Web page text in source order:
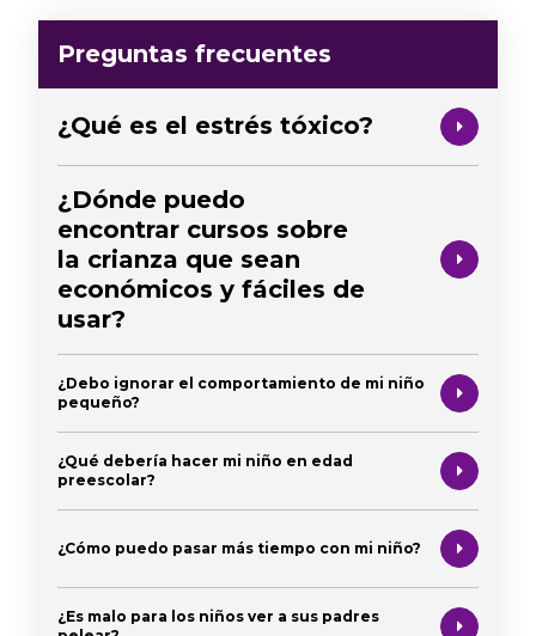
Preguntas frecuentes
¿Qué es el estrés tóxico?
¿Dónde puedo
encontrar cursos sobre
la crianza que sean
económicos y fáciles de
usar?
¿Debo ignorar el comportamiento de mi niño
pequeño?
¿Qué debería hacer mi niño en edad
preescolar?
¿Cómo puedo pasar más tiempo con mi niño?
¿Es malo para los niños ver a sus padres